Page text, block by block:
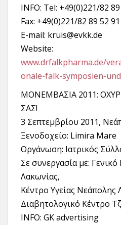
INFO: Tel: +49(0)221/82
Fax: +49(0)221/82 89 52 91
E-mail: kruis@evkk.de
Website:
www.drfalkpharma.de/
onale-falk-symposien-
ΜΟΝΕΜΒΑΣΙΑ 2011:
ΣΑΣ!
3 Σεπτεμβρίου 2011,
Ξενοδοχείο: Limira Mare
Οργάνωση: Ιατρικός
Σε συνεργασία με:
Λακωνίας,
Κέντρο Υγείας Νεάπολης
Διαβητολογικό Κέντρο
INFO: GK advertising